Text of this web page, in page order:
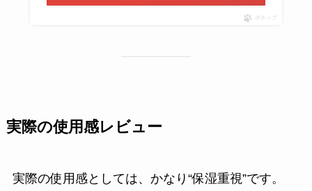
ポチップ
実際の使用感レビュー
実際の使用感としては、かなり“保湿重視”です。